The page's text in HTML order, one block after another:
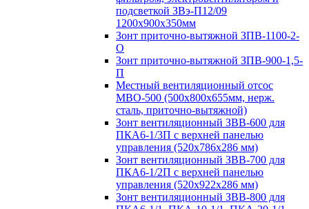
подсветкой ЗВэ-П12/09
1200х900х350мм
Зонт приточно-вытяжной ЗПВ-1100-2-
О
Зонт приточно-вытяжной ЗПВ-900-1,5-
П
Местный вентиляционный отсос
МВО-500 (500х800х655мм, нерж.
сталь, приточно-вытяжной)
Зонт вентиляционный ЗВВ-600 для
ПКА6-1/3П с верхней панелью
управления (520х786х286 мм)
Зонт вентиляционный ЗВВ-700 для
ПКА6-1/2П с верхней панелью
управления (520х922х286 мм)
Зонт вентиляционный ЗВВ-800 для